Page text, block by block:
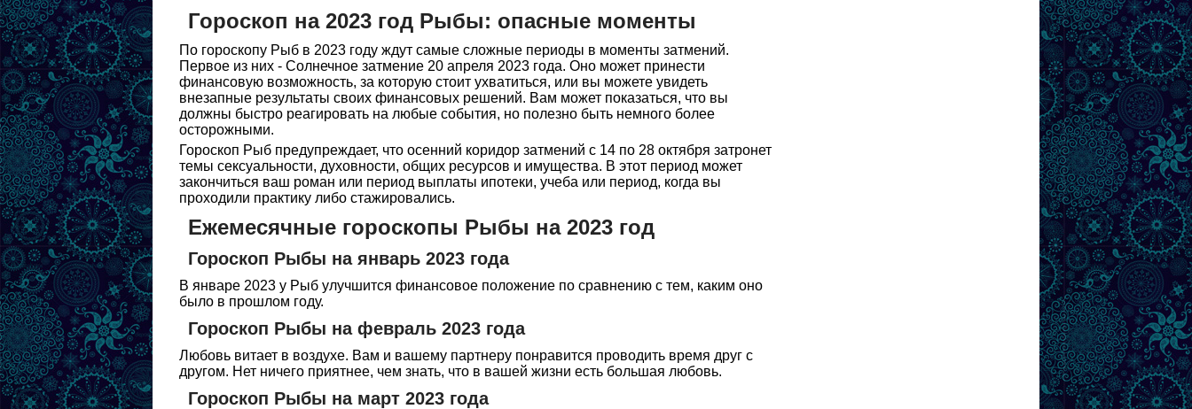
Гороскоп на 2023 год Рыбы: опасные моменты
По гороскопу Рыб в 2023 году ждут самые сложные периоды в моменты затмений.
Первое из них - Солнечное затмение 20 апреля 2023 года. Оно может принести
финансовую возможность, за которую стоит ухватиться, или вы можете увидеть
внезапные результаты своих финансовых решений. Вам может показаться, что вы
должны быстро реагировать на любые события, но полезно быть немного более
осторожными.
Гороскоп Рыб предупреждает, что осенний коридор затмений с 14 по 28 октября затронет
темы сексуальности, духовности, общих ресурсов и имущества. В этот период может
закончиться ваш роман или период выплаты ипотеки, учеба или период, когда вы
проходили практику либо стажировались.
Ежемесячные гороскопы Рыбы на 2023 год
Гороскоп Рыбы на январь 2023 года
В январе 2023 у Рыб улучшится финансовое положение по сравнению с тем, каким оно
было в прошлом году.
Гороскоп Рыбы на февраль 2023 года
Любовь витает в воздухе. Вам и вашему партнеру понравится проводить время друг с
другом. Нет ничего приятнее, чем знать, что в вашей жизни есть большая любовь.
Гороскоп Рыбы на март 2023 года